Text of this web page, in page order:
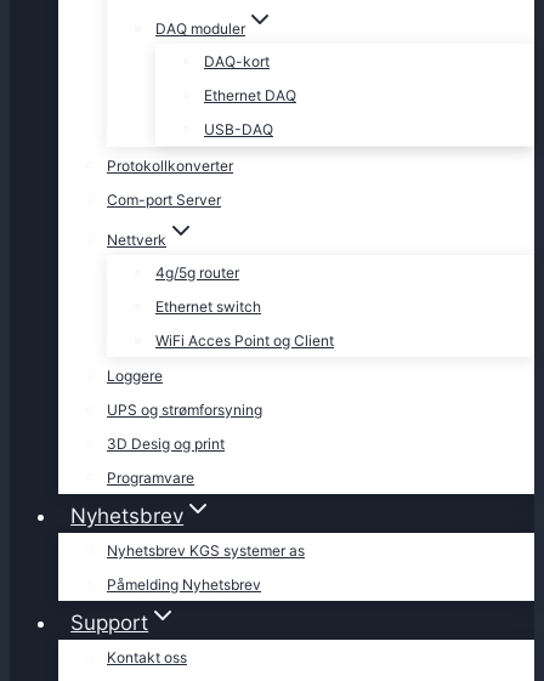
DAQ moduler
DAQ-kort
Ethernet DAQ
USB-DAQ
Protokollkonverter
Com-port Server
Nettverk
4g/5g router
Ethernet switch
WiFi Acces Point og Client
Loggere
UPS og strømforsyning
3D Desig og print
Programvare
Nyhetsbrev
Nyhetsbrev KGS systemer as
Påmelding Nyhetsbrev
Support
Kontakt oss